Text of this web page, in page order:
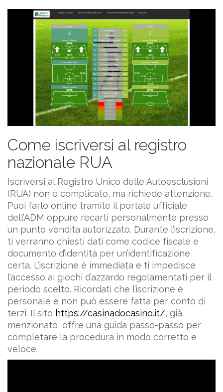
Come iscriversi al registro
nazionale RUA
Iscriversi al Registro Unico delle Autoesclusioni
(RUA) non è complicato, ma richiede attenzione.
Puoi farlo online tramite il portale ufficiale
dell’ADM oppure recarti personalmente presso
un punto vendita autorizzato. Durante l’iscrizione,
ti verranno chiesti dati come codice fiscale e
documento d’identità per un’identificazione
certa. L’iscrizione è immediata e ti impedisce
l’accesso ai giochi d’azzardo regolamentati per il
periodo scelto. Ricordati che l’iscrizione è
personale e non può essere fatta per conto di
terzi. Il sito https://casinadocasino.it/, già
menzionato, offre una guida passo-passo per
completare la procedura in modo corretto e
veloce.